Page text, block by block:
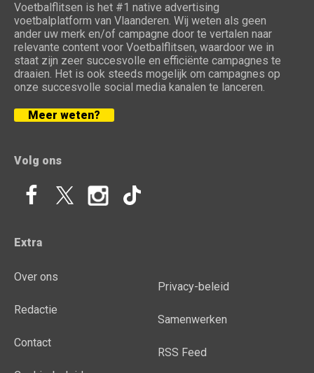
Voetbalflitsen is het #1 native advertising
voetbalplatform van Vlaanderen. Wij weten als geen
ander uw merk en/of campagne door te vertalen naar
relevante content voor Voetbalflitsen, waardoor we in
staat zijn zeer succesvolle en efficiënte campagnes te
draaien. Het is ook steeds mogelijk om campagnes op
onze succesvolle social media kanalen te lanceren.
Meer weten?
Volg ons
Extra
Over ons
Redactie
Contact
Privacy-beleid
Samenwerken
RSS Feed